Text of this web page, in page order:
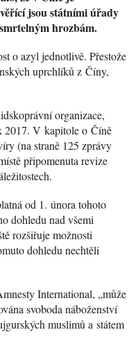
jsou státními úřady
hrozbám.
o azyl jednotlivě. Přestože
uprchlíků z Číny,
organizace,
2017. V kapitole o Číně
(na straně 125 zprávy
připomenuta revize
od 1. února tohoto
dohledu nad všemi
rozšiřuje možnosti
dohledu nechtěli
International, „může
svoboda náboženství
muslimů a státem